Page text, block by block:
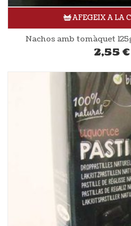
AFEGEIX A LA
Nachos amb tomàquet
2,55 €